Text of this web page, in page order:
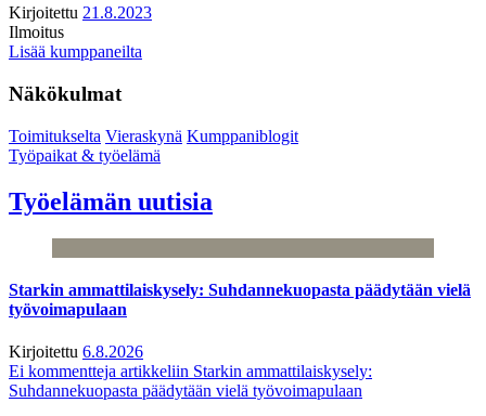
Kirjoitettu 21.8.2023
Ilmoitus
Lisää kumppaneilta
Näkökulmat
Toimitukselta Vieraskynä Kumppaniblogit
Työpaikat & työelämä
Työelämän uutisia
Starkin ammattilaiskysely: Suhdannekuopasta päädytään vielä
työvoimapulaan
Kirjoitettu 6.8.2026
Ei kommentteja artikkeliin Starkin ammattilaiskysely:
Suhdannekuopasta päädytään vielä työvoimapulaan